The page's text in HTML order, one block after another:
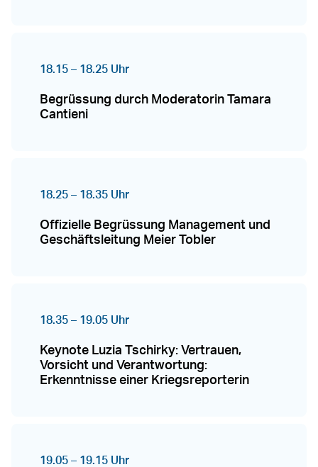
18.15 – 18.25 Uhr
Begrüssung durch Moderatorin Tamara
Cantieni
18.25 – 18.35 Uhr
Offizielle Begrüssung Management und
Geschäftsleitung Meier Tobler
18.35 – 19.05 Uhr
Keynote Luzia Tschirky: Vertrauen,
Vorsicht und Verantwortung:
Erkenntnisse einer Kriegsreporterin
19.05 – 19.15 Uhr